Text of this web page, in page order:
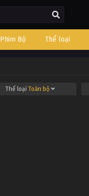
Phim Bộ Thể loại
Thể loạiToàn bộ